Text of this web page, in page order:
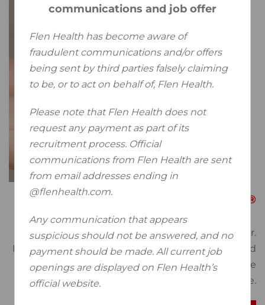
®
Flamirins is een isotone gebufferde wondreiniger.
Flamirins helpt de micro-omgeving van een wond
onder controle te houden via een mechanische
reiniging en door een lage pH-waarde.
communications and job offer
Flen Health has become aware of
fraudulent communications and/or offers
being sent by third parties falsely claiming
to be, or to act on behalf of, Flen Health.
Please note that Flen Health does not
request any payment as part of its
recruitment process. Official
communications from Flen Health are sent
from email addresses ending in
@flenhealth.com.
Any communication that appears
suspicious should not be answered, and no
payment should be made. All current job
openings are displayed on Flen Health’s
official website.